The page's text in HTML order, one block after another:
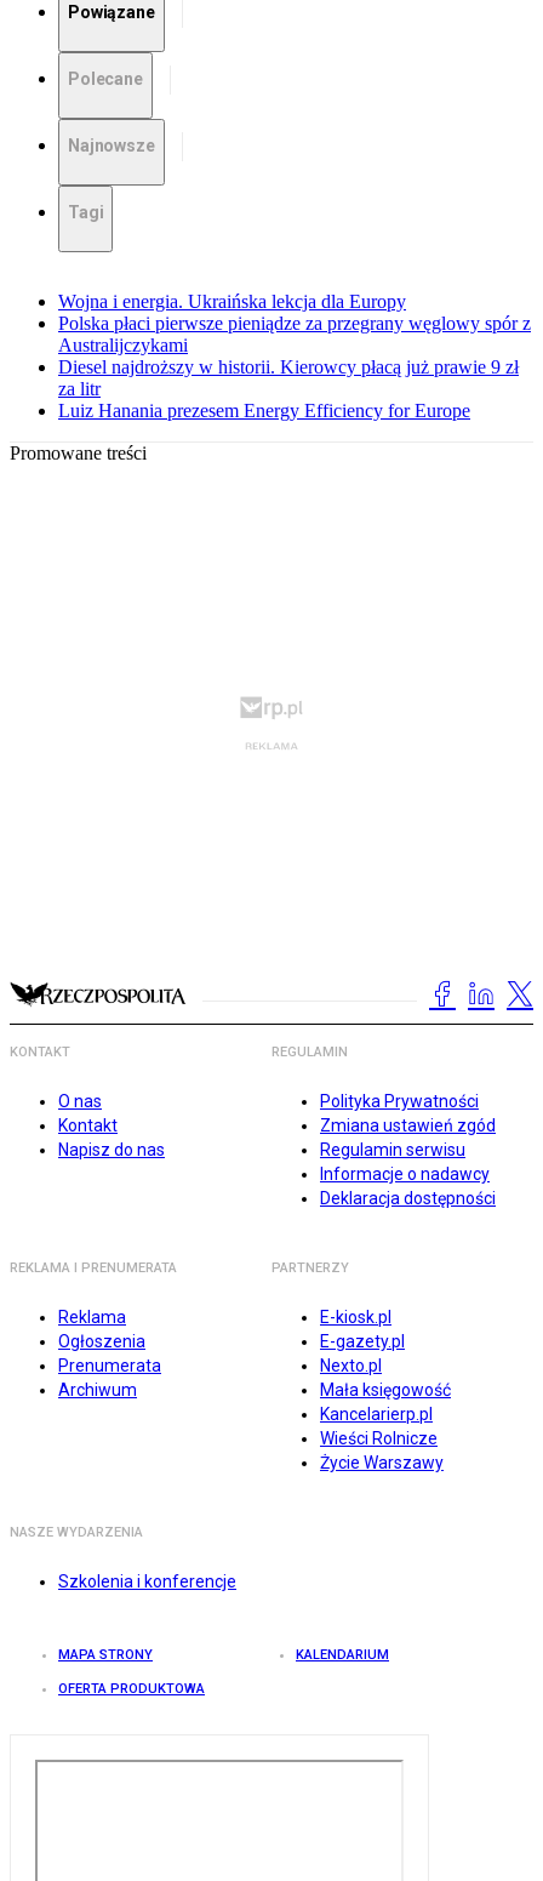
Powiązane
Polecane
Najnowsze
Tagi
Wojna i energia. Ukraińska lekcja dla Europy
Polska płaci pierwsze pieniądze za przegrany węglowy spór z
Australijczykami
Diesel najdroższy w historii. Kierowcy płacą już prawie 9 zł
za litr
Luiz Hanania prezesem Energy Efficiency for Europe
Promowane treści
KONTAKT
O nas
Kontakt
Napisz do nas
REGULAMIN
Polityka Prywatności
Zmiana ustawień zgód
Regulamin serwisu
Informacje o nadawcy
Deklaracja dostępności
REKLAMA I PRENUMERATA
Reklama
Ogłoszenia
Prenumerata
Archiwum
PARTNERZY
E-kiosk.pl
E-gazety.pl
Nexto.pl
Mała księgowość
Kancelarierp.pl
Wieści Rolnicze
Życie Warszawy
NASZE WYDARZENIA
Szkolenia i konferencje
MAPA STRONY KALENDARIUM
OFERTA PRODUKTOWA